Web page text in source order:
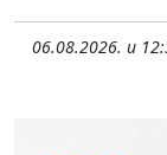
06.08.2026. u